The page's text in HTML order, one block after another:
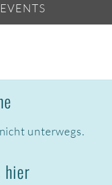
EVENTS
unterwegs.
hier